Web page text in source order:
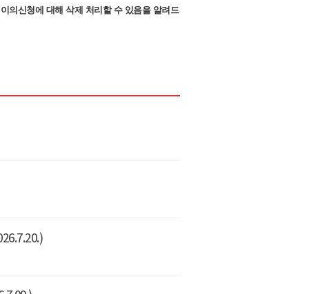
의신청에 대해 삭제 처리할 수 있음을 알려드